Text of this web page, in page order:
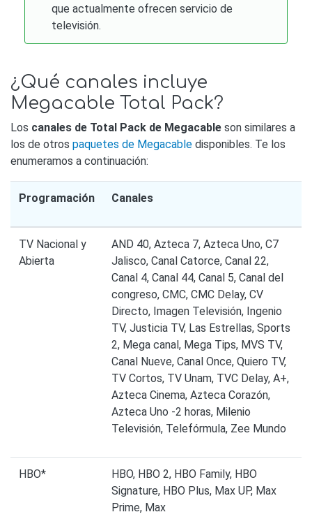
que actualmente ofrecen servicio de
televisión.
¿Qué canales incluye
Megacable Total Pack?
Los canales de Total Pack de Megacable son similares a
los de otros paquetes de Megacable disponibles. Te los
enumeramos a continuación:
Programación Canales
TV Nacional y
Abierta
AND 40, Azteca 7, Azteca Uno, C7
Jalisco, Canal Catorce, Canal 22,
Canal 4, Canal 44, Canal 5, Canal del
congreso, CMC, CMC Delay, CV
Directo, Imagen Televisión, Ingenio
TV, Justicia TV, Las Estrellas, Sports
2, Mega canal, Mega Tips, MVS TV,
Canal Nueve, Canal Once, Quiero TV,
TV Cortos, TV Unam, TVC Delay, A+,
Azteca Cinema, Azteca Corazón,
Azteca Uno -2 horas, Milenio
Televisión, Telefórmula, Zee Mundo
HBO*
HBO, HBO 2, HBO Family, HBO
Signature, HBO Plus, Max UP, Max
Prime, Max